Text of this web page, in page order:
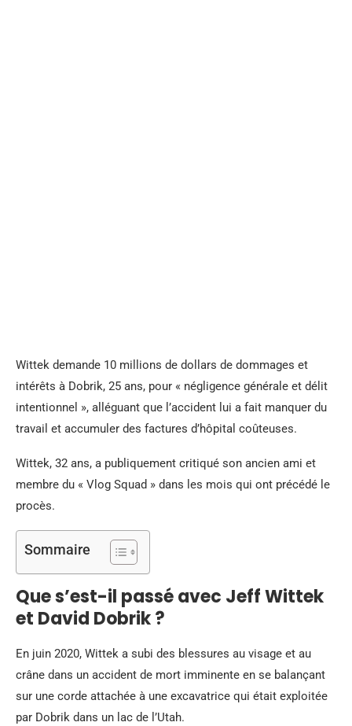
Wittek demande 10 millions de dollars de dommages et
intérêts à Dobrik, 25 ans, pour « négligence générale et délit
intentionnel », alléguant que l’accident lui a fait manquer du
travail et accumuler des factures d’hôpital coûteuses.
Wittek, 32 ans, a publiquement critiqué son ancien ami et
membre du « Vlog Squad » dans les mois qui ont précédé le
procès.
Sommaire
Que s’est-il passé avec Jeff Wittek
et David Dobrik ?
En juin 2020, Wittek a subi des blessures au visage et au
crâne dans un accident de mort imminente en se balançant
sur une corde attachée à une excavatrice qui était exploitée
par Dobrik dans un lac de l’Utah.